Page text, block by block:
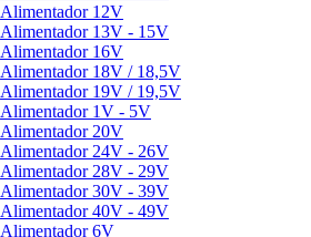
Alimentador 12V
Alimentador 13V - 15V
Alimentador 16V
Alimentador 18V / 18,5V
Alimentador 19V / 19,5V
Alimentador 1V - 5V
Alimentador 20V
Alimentador 24V - 26V
Alimentador 28V - 29V
Alimentador 30V - 39V
Alimentador 40V - 49V
Alimentador 6V